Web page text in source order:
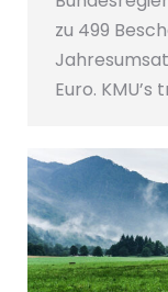
zu 499
Euro.